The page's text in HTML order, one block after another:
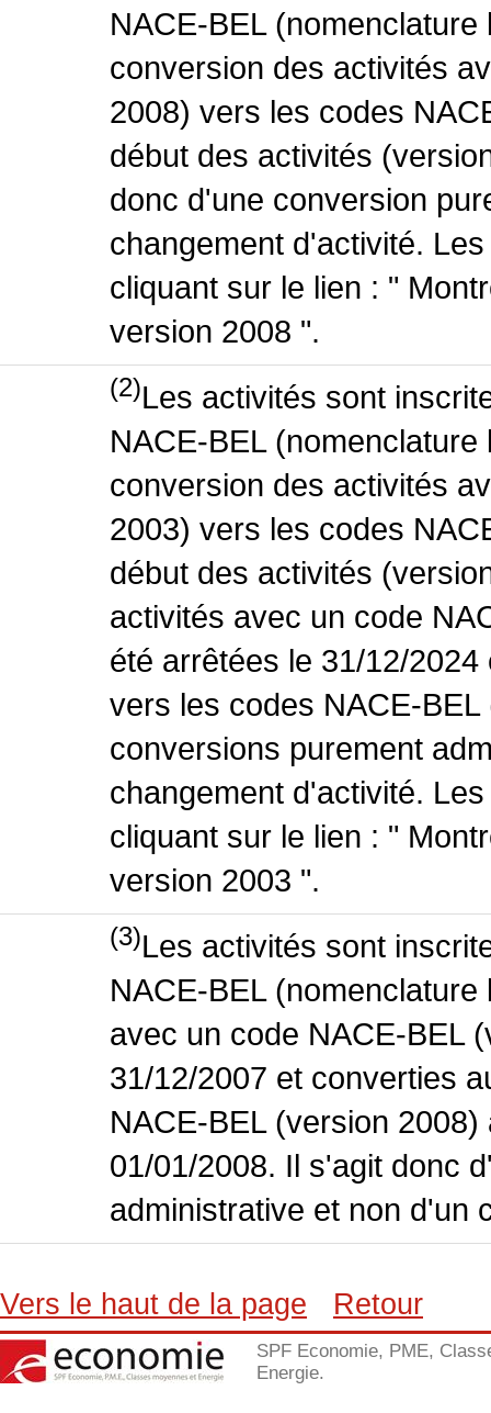
NACE-BEL
conversion des activités
2008) vers les codes
début des activités
donc d'une conversion
changement d'activité.
cliquant sur le lien : "
version 2008 ".
(2)Les activités sont
NACE-BEL
conversion des activités
2003) vers les codes
début des activités
activités avec un code
été arrêtées le 31/12/
vers les codes NACE-
conversions purement
changement d'activité.
cliquant sur le lien : "
version 2003 ".
(3)Les activités sont
NACE-BEL
avec un code NACE-BEL
31/12/2007 et converties
NACE-BEL (version
01/01/2008. Il s'agit donc
administrative et non d'un
Vers le haut de la page Retour
SPF Economie, PME,
Energie.